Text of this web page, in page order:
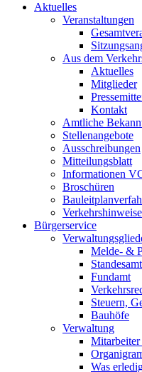
Aktuelles
Veranstaltungen
Aus dem
Aktuelles
Mitglieder
Kontakt
Amtliche
Stellenangebote
Ausschreibungen
Mitteilungsblatt
Informationen
Broschüren
Bürgerservice
Melde- &
Standesamt
Fundamt
Steuern,
Bauhöfe
Verwaltung
Mitarbeiter
Was